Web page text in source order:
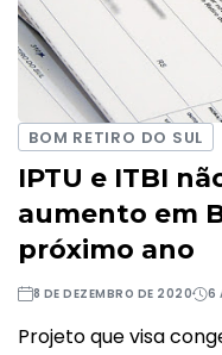
BOM RETIRO DO SUL
IPTU e ITBI
aumento em
próximo ano
8 DE DEZEMBRO DE 2020 6
Projeto que visa